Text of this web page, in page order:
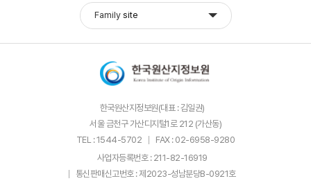
Family site
한국원산지정보원(대표 : 김일권)
서울 금천구 가산디지털1로 212 (가산동)
TEL : 1544-5702
FAX : 02-6958-9280
사업자등록번호 : 211-82-16919
통신판매신고번호 : 제2023-성남분당B-0921호